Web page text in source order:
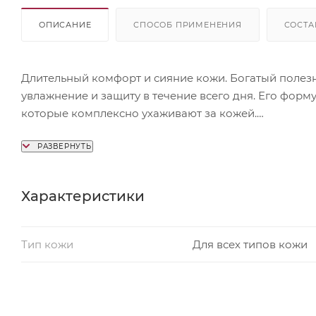
ОПИСАНИЕ СПОСОБ ПРИМЕНЕНИЯ
Длительный комфорт и сияние кожи. Богатый
увлажнение и защиту в течение всего дня. Его
которые комплексно ухаживают за кожей.
Интенсивно увлажняет, не создавая эффекта
Характеристики
Тип кожи Для всех типов кожи